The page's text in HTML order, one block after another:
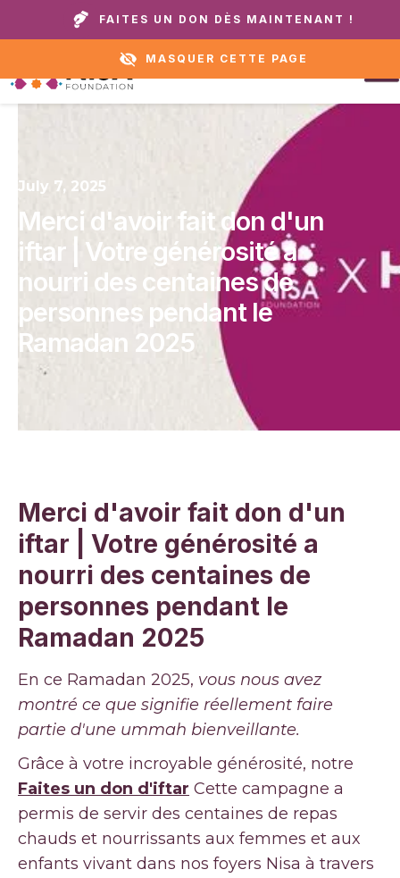
Appelez notre domicile ou notre service
d'assistance :
+1 888 711
FAITES UN DON DÈS MAINTENANT !
MASQUER CETTE PAGE
July 7, 2025
Merci d'avoir fait don d'un
iftar | Votre générosité a
nourri des centaines de
personnes pendant le
Ramadan 2025
Merci d'avoir fait don d'un
iftar | Votre générosité a
nourri des centaines de
personnes pendant le
Ramadan 2025
En ce Ramadan 2025, vous nous avez
montré ce que signifie réellement faire
partie d'une ummah bienveillante.
Grâce à votre incroyable générosité, notre
Faites un don d'iftar Cette campagne a
permis de servir des centaines de repas
chauds et nourrissants aux femmes et aux
enfants vivant dans nos foyers Nisa à travers